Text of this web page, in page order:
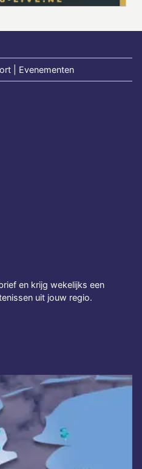
| Evenementen
en krijg wekelijks een
uit jouw regio.